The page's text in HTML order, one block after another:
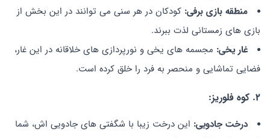
منطقه بازی برفی: کودکان در هر سنی می توانند در این بخش از
بازی های زمستانی لذت ببرند.
غار یخی: مجسمه های یخی و نورپردازی های خلاقانه در این غار،
فضایی تماشایی و منحصر به فرد را خلق کرده است.
2. کوه فلوریز:
درخت جادویی: این درخت زیبا با شگفتی های جادویی اش، شما